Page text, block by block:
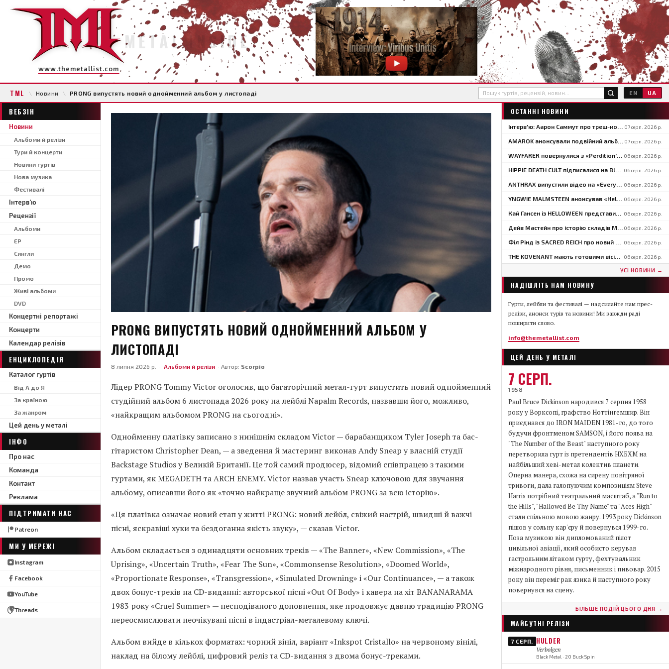
www.themetallist.com
METAL INSIDE
TML \ Новини \ PRONG випустять новий однойменний альбом у листопаді EN UA
ВЕБЗІН
Новини
Альбоми й релізи
Тури й концерти
Новини гуртів
Нова музика
Фестивалі
Інтерв'ю
Рецензії
Альбоми
EP
Сингли
Демо
Промо
Живі альбоми
DVD
Концертні репортажі
Концерти
Календар релізів
ЕНЦИКЛОПЕДІЯ
Каталог гуртів
Від А до Я
За країною
За жанром
Цей день у металі
ІНФО
Про нас
Команда
Контакт
Реклама
ПІДТРИМАТИ НАС
Patreon
МИ У МЕРЕЖІ
Instagram
Facebook
YouTube
Threads
PRONG ВИПУСТЯТЬ НОВИЙ ОДНОЙМЕННИЙ АЛЬБОМ У
ЛИСТОПАДІ
8 липня 2026 р. · Альбоми й релізи · Автор: Scorpio
Лідер PRONG Tommy Victor оголосив, що багаторічний метал-гурт випустить новий однойменний
студійний альбом 6 листопада 2026 року на лейблі Napalm Records, назвавши його, можливо,
«найкращим альбомом PRONG на сьогодні».
Однойменну платівку записано з нинішнім складом Victor — барабанщиком Tyler Joseph та бас-
гітаристом Christopher Dean, — а зведення й мастеринг виконав Andy Sneap у власній студії
Backstage Studios у Великій Британії. Це той самий продюсер, відомий співпрацею з такими
гуртами, як MEGADETH та ARCH ENEMY. Victor назвав участь Sneap ключовою для звучання
альбому, описавши його як «точно найкраще звучний альбом PRONG за всю історію».
«Ця платівка означає новий етап у житті PRONG: новий лейбл, свіжий настрій, швидші й важчі
пісні, яскравіші хуки та бездоганна якість звуку», — сказав Victor.
Альбом складається з одинадцяти основних треків — «The Banner», «New Commission», «The
Uprising», «Uncertain Truth», «Fear The Sun», «Commonsense Resolution», «Doomed World»,
«Proportionate Response», «Transgression», «Simulated Drowning» і «Our Continuance», — а також
двох бонус-треків на CD-виданні: авторської пісні «Out Of Body» і кавера на хіт BANANARAMA
1983 року «Cruel Summer» — несподіваного доповнення, яке продовжує давню традицію PRONG
переосмислювати неочікувані пісні в індастріал-металевому ключі.
Альбом вийде в кількох форматах: чорний вініл, варіант «Inkspot Cristallo» на червоному вінілі,
наклад на білому лейблі, цифровий реліз та CD-видання з двома бонус-треками.
ОСТАННІ НОВИНИ
07 серп. 2026 р.
AMAROK анонсували подвійний альбом реміксів «Overcome» за участі музикантів VASTUM, PRIMITIVE MAN і MIZMOR 07 серп. 2026 р.
WAYFARER повернулися з «Perdition's Crossing» за участю David Eugene Edwards і анонсували «Riders Of The Setting Sun» 06 серп. 2026 р.
HIPPIE DEATH CULT підписалися на Blacklight Media/Metal Blade й оголосили тури США та Європи 06 серп. 2026 р.
ANTHRAX випустили відео на «Everybody's Got A Plan» — третій сингл із «Cursum Perficio» 06 серп. 2026 р.
YNGWIE MALMSTEEN анонсував «Hell Or High Water» і випустив перший сингл «Now Or Never» 06 серп. 2026 р.
Кай Гансен із HELLOWEEN представив «Welcome To Life» із сольного альбому «Born With A Hammer» 06 серп. 2026 р.
06 серп. 2026 р.
06 серп. 2026 р.
THE KOVENANT мають готовими вісім пісень для першого за 20 з гаком років альбому 06 серп. 2026 р.
УСІ НОВИНИ →
НАДІШЛІТЬ НАМ НОВИНУ
Гурти, лейбли та фестивалі — надсилайте нам прес-
релізи, анонси турів та новини! Ми завжди раді
поширити слово.
info@themetallist.com
ЦЕЙ ДЕНЬ У МЕТАЛІ
7 СЕРП.
1958
Paul Bruce Dickinson народився 7 серпня 1958
року у Ворксопі, графство Ноттінгемшир. Він
приєднався до IRON MAIDEN 1981-го, до того
будучи фронтменом SAMSON, і його поява на
"The Number of the Beast" наступного року
перетворила гурт із претендентів НХБХМ на
найбільший хеві-метал колектив планети.
Оперна манера, схожа на сирену повітряної
тривоги, дала галопуючим композиціям Steve
Harris потрібний театральний масштаб, а "Run to
the Hills", "Hallowed Be Thy Name" та "Aces High"
стали спільною мовою жанру. 1993 року Dickinson
пішов у сольну кар'єру й повернувся 1999-го.
Поза музикою він дипломований пілот
цивільної авіації, який особисто керував
гастрольним літаком гурту, фехтувальник
міжнародного рівня, письменник і пивовар. 2015
року він переміг рак язика й наступного року
повернувся на сцену.
БІЛЬШЕ ПОДІЙ ЦЬОГО ДНЯ →
МАЙБУТНІ РЕЛІЗИ
7 СЕРП. HULDER
Verbolgen
Black Metal · 20 Buck Spin